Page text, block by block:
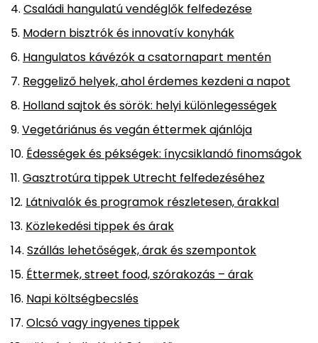
Családi hangulatú vendéglők felfedezése
Modern bisztrók és innovatív konyhák
Hangulatos kávézók a csatornapart mentén
Reggeliző helyek, ahol érdemes kezdeni a napot
Holland sajtok és sörök: helyi különlegességek
Vegetáriánus és vegán éttermek ajánlója
Édességek és pékségek: ínycsiklandó finomságok
Gasztrotúra tippek Utrecht felfedezéséhez
Látnivalók és programok részletesen, árakkal
Közlekedési tippek és árak
Szállás lehetőségek, árak és szempontok
Éttermek, street food, szórakozás – árak
Napi költségbecslés
Olcsó vagy ingyenes tippek